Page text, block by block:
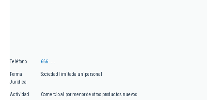
Teléfono 666.....
Forma
Jurídica
Sociedad limitada unipersonal
Actividad Comercio al por menor de otros productos nuevos